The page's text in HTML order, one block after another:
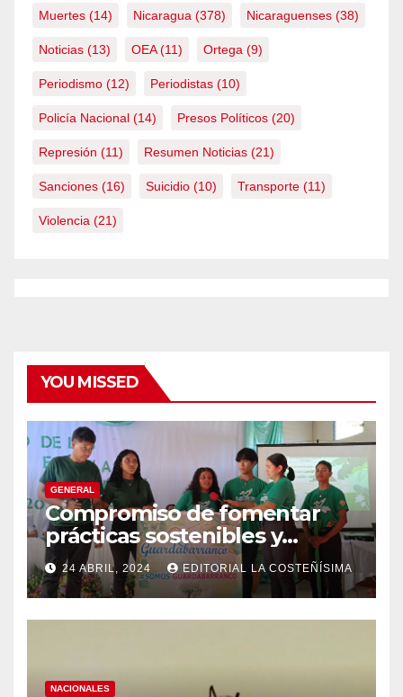
Muertes (14) Nicaragua (378) Nicaraguenses (38)
Noticias (13) OEA(11) Ortega (9)
Periodismo (12) Periodistas (10)
Policía Nacional (14) Presos Políticos (20)
Represión (11) Resumen Noticias (21)
Sanciones (16) Suicidio (10) Transporte (11)
Violencia (21)
YOU MISSED
GENERAL
Compromiso de fomentar
prácticas sostenibles y
conciencia ecológica en las
instituciones educativas
24 ABRIL, 2024 EDITORIAL LA COSTEÑÍSIMA
NACIONALES